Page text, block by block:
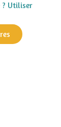
? Utiliser